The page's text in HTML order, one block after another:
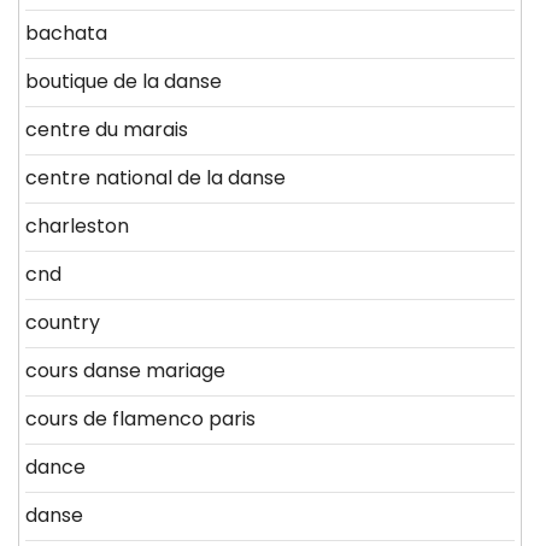
bachata
boutique de la danse
centre du marais
centre national de la danse
charleston
cnd
country
cours danse mariage
cours de flamenco paris
dance
danse